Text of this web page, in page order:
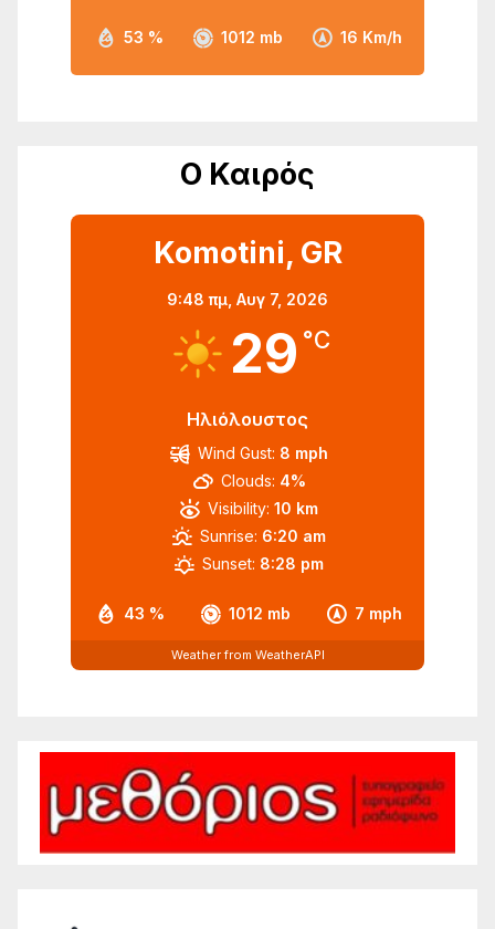
53 % 1012 mb 16 Km/h
Ο Καιρός
Komotini, GR
9:48 πμ, Αυγ 7, 2026
29 °C
Ηλιόλουστος
43 % 1012 mb 7 mph
Wind Gust: 8 mph
Clouds: 4%
Visibility: 10 km
Sunrise: 6:20 am
Sunset: 8:28 pm
Weather from WeatherAPI